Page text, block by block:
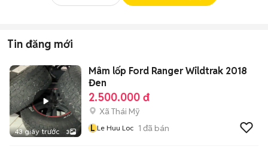
Tin đăng mới
43 giây trước 3
Mâm lốp Ford Ranger Wildtrak 2018
Đen
2.500.000 đ
Xã Thái Mỹ
L Le Huu Loc 1 đã bán